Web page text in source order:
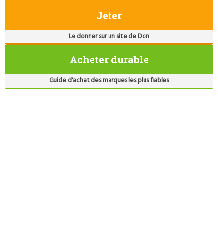
Jeter
Le donner sur un site de Don
Acheter durable
Guide d'achat des marques les plus fiables